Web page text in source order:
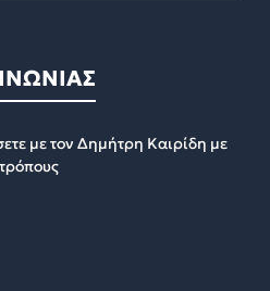
με τον Δημήτρη Καιρίδη με